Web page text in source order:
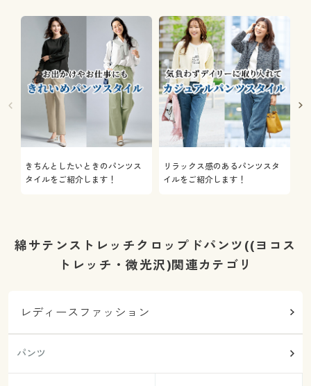
きちんとしたいときのパンツス
タイルをご紹介します！
リラックス感のあるパンツスタ
イルをご紹介します！
綿サテンストレッチクロップドパンツ((ヨコス
トレッチ・微光沢)関連カテゴリ
レディースファッション
パンツ